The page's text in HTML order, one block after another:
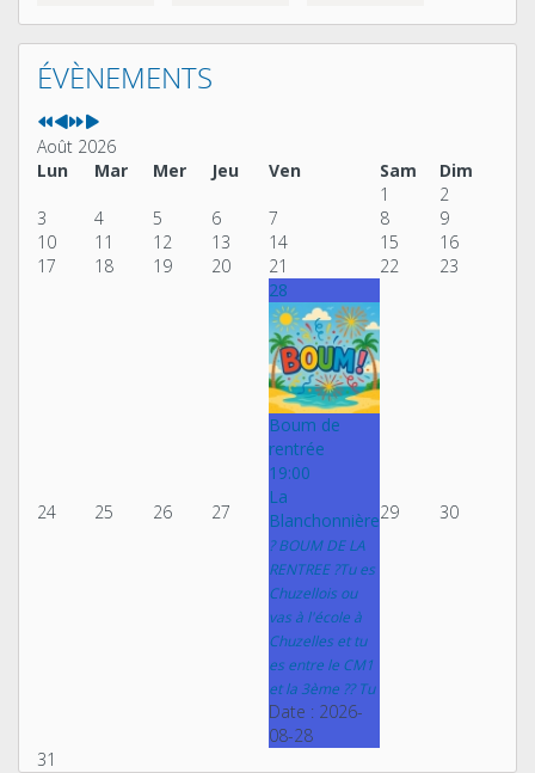
ÉVÈNEMENTS
Année
précédente
Mois
précédent
Année
suivante
Mois
suivant
Août 2026
Lun
Mar Mer Jeu Ven Sam
Dim
1
2
3
4 5 6 7 8
9
10
11 12 13 14 15
16
17
18 19 20 21 22 23
24 25 26 27
28
Boum de
rentrée
19:00
La
Blanchonnière
? BOUM DE LA
RENTREE ?Tu es
Chuzellois ou
vas à l'école à
Chuzelles et tu
es entre le CM1
et la 3ème ?? Tu
Date : 2026-
08-28
29 30
31